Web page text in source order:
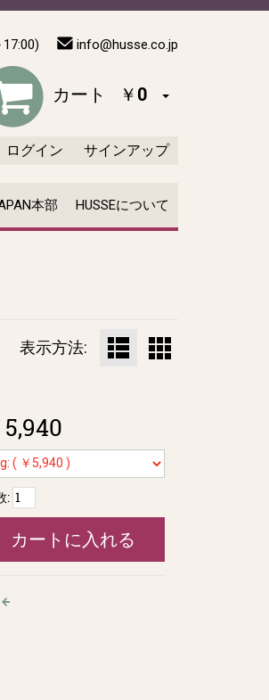
info@husse.co.jp
カート ￥0
ログイン サインアップ
本部 HUSSEについて
表示方法:
5,940
:
カートに入れる